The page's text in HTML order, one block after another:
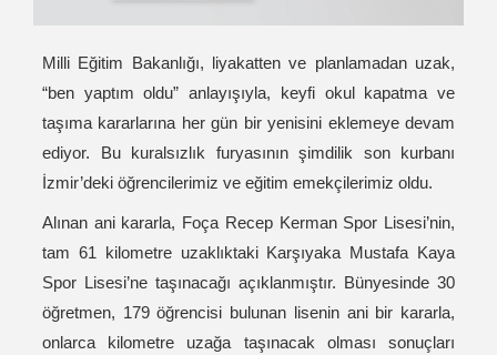
Milli Eğitim Bakanlığı, liyakatten ve planlamadan uzak,
“ben yaptım oldu” anlayışıyla, keyfi okul kapatma ve
taşıma kararlarına her gün bir yenisini eklemeye devam
ediyor. Bu kuralsızlık furyasının şimdilik son kurbanı
İzmir’deki öğrencilerimiz ve eğitim emekçilerimiz oldu.
Alınan ani kararla, Foça Recep Kerman Spor Lisesi’nin,
tam 61 kilometre uzaklıktaki Karşıyaka Mustafa Kaya
Spor Lisesi’ne taşınacağı açıklanmıştır. Bünyesinde 30
öğretmen, 179 öğrencisi bulunan lisenin ani bir kararla,
onlarca kilometre uzağa taşınacak olması sonuçları